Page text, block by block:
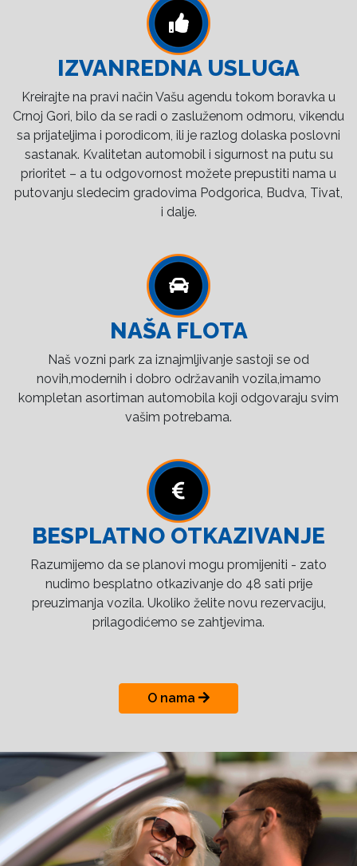
IZVANREDNA USLUGA
Kreirajte na pravi način Vašu agendu tokom boravka u
Crnoj Gori, bilo da se radi o zasluženom odmoru, vikendu
sa prijateljima i porodicom, ili je razlog dolaska poslovni
sastanak. Kvalitetan automobil i sigurnost na putu su
prioritet – a tu odgovornost možete prepustiti nama u
putovanju sledecim gradovima Podgorica, Budva, Tivat,
i dalje.
NAŠA FLOTA
Naš vozni park za iznajmljivanje sastoji se od
novih,modernih i dobro održavanih vozila,imamo
kompletan asortiman automobila koji odgovaraju svim
vašim potrebama.
BESPLATNO OTKAZIVANJE
Razumijemo da se planovi mogu promijeniti - zato
nudimo besplatno otkazivanje do 48 sati prije
preuzimanja vozila. Ukoliko želite novu rezervaciju,
prilagodićemo se zahtjevima.
O nama